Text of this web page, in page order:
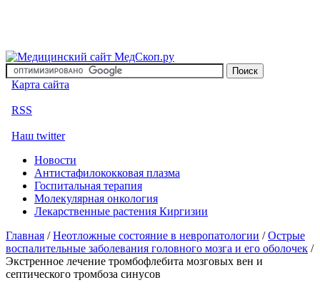
Карта сайта
RSS
Наш twitter
Новости
Антистафилококковая плазма
Госпитальная терапия
Молекулярная онкология
Лекарственные растения Киргизии
Главная /Неотложные состояние в невропатологии /Острые
воспалительные заболевания головного мозга и его оболочек /
Экстренное лечение тромбофлебита мозговых вен и
септического тромбоза синусов